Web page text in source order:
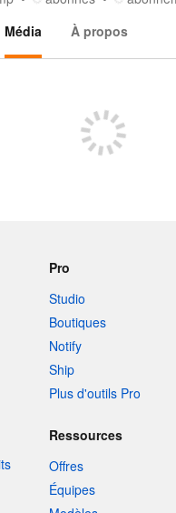
Média À propos
Pro
Studio
Boutiques
Notify
Ship
Plus d'outils Pro
Ressources
Offres
Équipes